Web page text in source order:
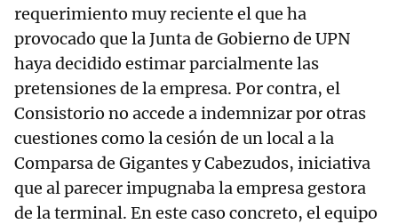
requerimiento muy reciente el que ha
provocado que la Junta de Gobierno de UPN
haya decidido estimar parcialmente las
pretensiones de la empresa. Por contra, el
Consistorio no accede a indemnizar por otras
cuestiones como la cesión de un local a la
Comparsa de Gigantes y Cabezudos, iniciativa
que al parecer impugnaba la empresa gestora
de la terminal. En este caso concreto, el equipo